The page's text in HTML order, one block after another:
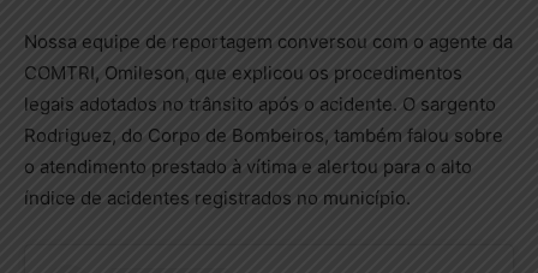
Nossa equipe de reportagem conversou com o agente da
COMTRI, Omileson, que explicou os procedimentos
legais adotados no trânsito após o acidente. O sargento
Rodriguez, do Corpo de Bombeiros, também falou sobre
o atendimento prestado à vítima e alertou para o alto
índice de acidentes registrados no município.